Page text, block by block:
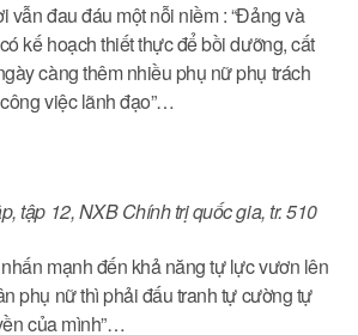
vẫn đau đáu một nỗi niềm : “Đảng và
kế hoạch thiết thực để bồi dưỡng, cất
càng thêm nhiều phụ nữ phụ trách
việc lãnh đạo”…
, tập 12, NXB Chính trị quốc gia, tr. 510
mạnh đến khả năng tự lực vươn lên
phụ nữ thì phải đấu tranh tự cường tự
của mình”…